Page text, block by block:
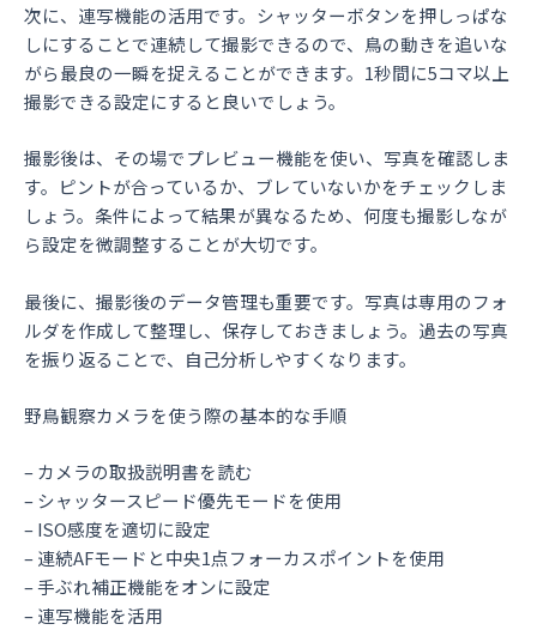
次に、連写機能の活用です。シャッターボタンを押しっぱな
しにすることで連続して撮影できるので、鳥の動きを追いな
がら最良の一瞬を捉えることができます。1秒間に5コマ以上
撮影できる設定にすると良いでしょう。
撮影後は、その場でプレビュー機能を使い、写真を確認しま
す。ピントが合っているか、ブレていないかをチェックしま
しょう。条件によって結果が異なるため、何度も撮影しなが
ら設定を微調整することが大切です。
最後に、撮影後のデータ管理も重要です。写真は専用のフォ
ルダを作成して整理し、保存しておきましょう。過去の写真
を振り返ることで、自己分析しやすくなります。
野鳥観察カメラを使う際の基本的な手順
– カメラの取扱説明書を読む
– シャッタースピード優先モードを使用
– ISO感度を適切に設定
– 連続AFモードと中央1点フォーカスポイントを使用
– 手ぶれ補正機能をオンに設定
– 連写機能を活用